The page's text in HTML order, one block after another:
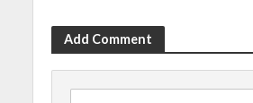
Add Comment